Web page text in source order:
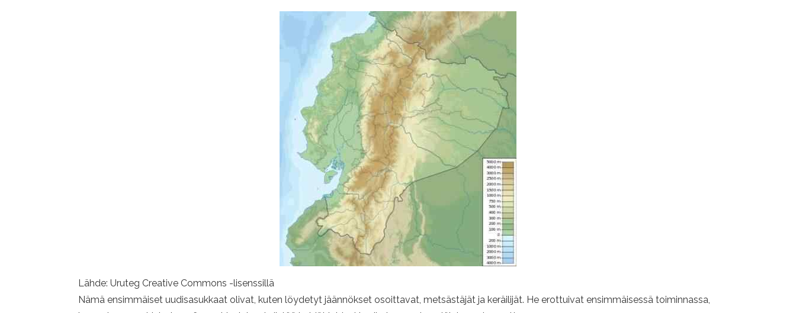
Lähde: Uruteg Creative Commons -lisenssillä
Nämä ensimmäiset uudisasukkaat olivat, kuten löydetyt jäännökset osoittavat, metsästäjät ja keräilijät. He erottuivat ensimmäisessä toiminnassa,